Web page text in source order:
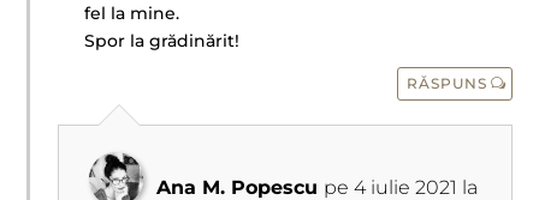
fel la mine.
Spor la grădinărit!
RĂSPUNS
Ana M. Popescu pe 4 iulie 2021 la